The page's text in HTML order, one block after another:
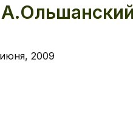
июня, 2009